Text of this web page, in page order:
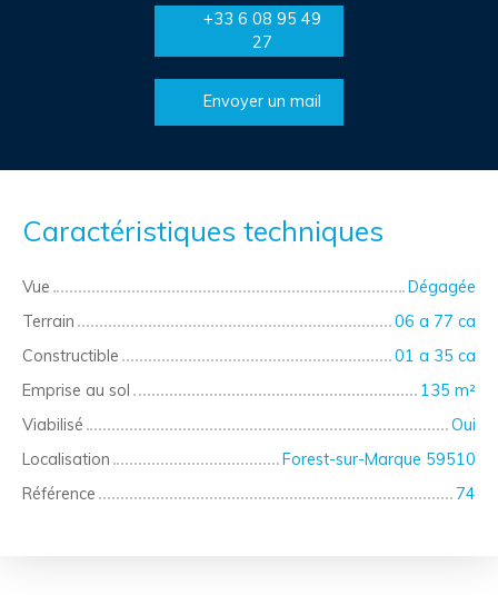
+33 6 08 95 49
27
Envoyer un mail
Caractéristiques techniques
Vue
Dégagée
Terrain
06 a 77 ca
Constructible
01 a 35 ca
Emprise au sol
135 m²
Viabilisé
Oui
Localisation
Forest-sur-Marque 59510
Référence
74